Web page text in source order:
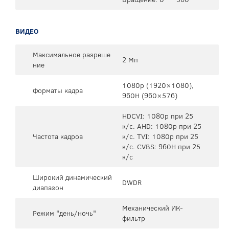
ВИДЕО
Максимальное разреше
ние
2 Мп
Форматы кадра
1080p (1920×1080),
960H (960×576)
Частота кадров
HDCVI: 1080p при 25
к/с. AHD: 1080p при 25
к/с. TVI: 1080p при 25
к/с. CVBS: 960H при 25
к/с
Широкий динамический
диапазон
DWDR
Режим "день/ночь"
Механический ИК-
фильтр